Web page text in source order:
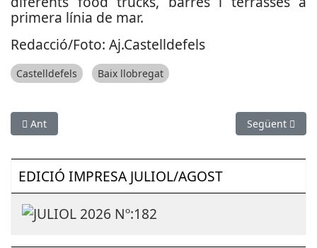
primera línia de mar.
Redacció/Foto: Aj.Castelldefels
Castelldefels Baix llobregat
Article anterior: Mercedes Milà i Joan Isaac, nomenats nous
Ant Article
Següent
EDICIÓ IMPRESA JULIOL/AGOST